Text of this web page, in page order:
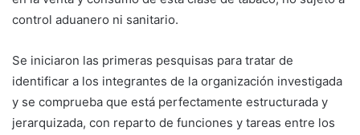
control aduanero ni sanitario.
Se iniciaron las primeras pesquisas para tratar de
identificar a los integrantes de la organización investigada
y se comprueba que está perfectamente estructurada y
jerarquizada, con reparto de funciones y tareas entre los